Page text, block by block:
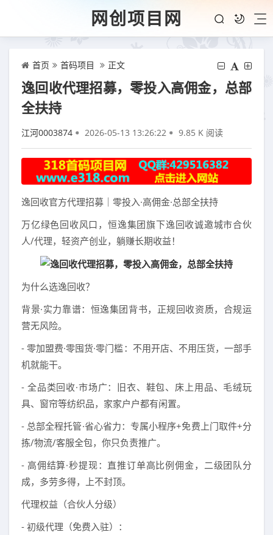
网创项目网
首页 首码项目 正文
逸回收代理招募，零投入高佣金，总部
全扶持
江河0003874 2026-05-13 13:26:22 9.85 K 阅读
逸回收官方代理招募｜零投入·高佣金·总部全扶持
万亿绿色回收风口，恒逸集团旗下逸回收诚邀城市合伙
人/代理，轻资产创业，躺赚长期收益！
为什么选逸回收？
背景·实力靠谱：恒逸集团背书，正规回收资质，合规运
营无风险。
- 零加盟费·零囤货·零门槛：不用开店、不用压货，一部手
机就能干。
- 全品类回收·市场广：旧衣、鞋包、床上用品、毛绒玩
具、窗帘等纺织品，家家户户都有闲置。
- 总部全程托管·省心省力：专属小程序+免费上门取件+分
拣/物流/客服全包，你只负责推广。
- 高佣结算·秒提现：直推订单高比例佣金，二级团队分
成，多劳多得，上不封顶。
代理权益（合伙人分级）
- 初级代理（免费入驻）：